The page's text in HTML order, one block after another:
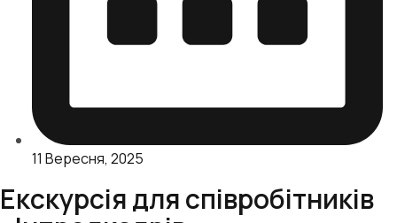
11 Вересня, 2025
Екскурсія для співробітників